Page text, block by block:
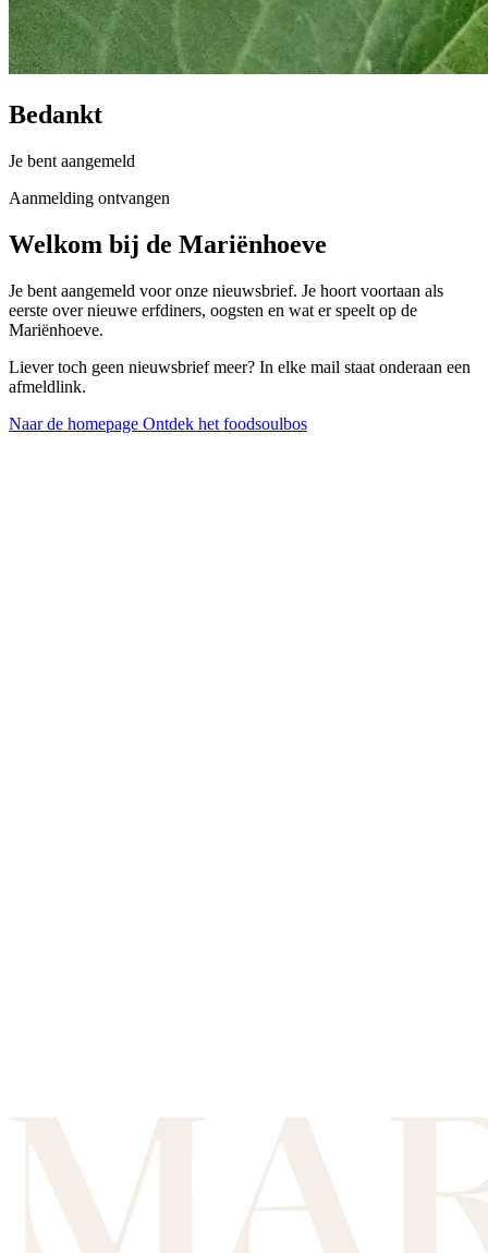
Bedankt
Je bent aangemeld
Aanmelding ontvangen
Welkom bij de Mariënhoeve
Je bent aangemeld voor onze nieuwsbrief. Je hoort voortaan als
eerste over nieuwe erfdiners, oogsten en wat er speelt op de
Mariënhoeve.
Liever toch geen nieuwsbrief meer? In elke mail staat onderaan een
afmeldlink.
Naar de homepage Ontdek het foodsoulbos